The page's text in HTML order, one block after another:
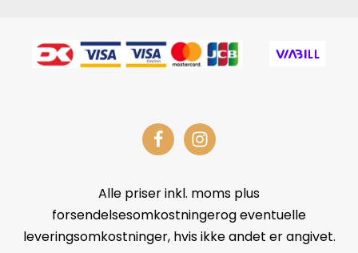
Alle priser inkl. moms plus
forsendelsesomkostningerog eventuelle
leveringsomkostninger, hvis ikke andet er angivet.